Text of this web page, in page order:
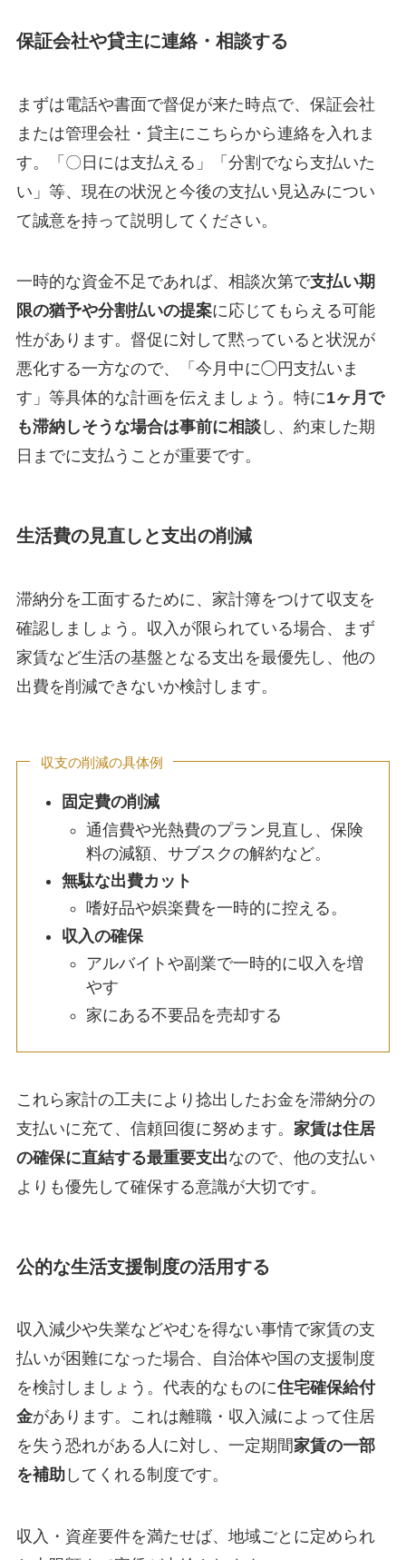
保証会社や貸主に連絡・相談する
まずは電話や書面で督促が来た時点で、保証会社
または管理会社・貸主にこちらから連絡を入れま
す。「〇日には支払える」「分割でなら支払いた
い」等、現在の状況と今後の支払い見込みについ
て誠意を持って説明してください​。
一時的な資金不足であれば、相談次第で支払い期
限の猶予や分割払いの提案に応じてもらえる可能
性があります。督促に対して黙っていると状況が
悪化する一方なので、「今月中に◯円支払いま
す」等具体的な計画を伝えましょう。特に1ヶ月で
も滞納しそうな場合は事前に相談し、約束した期
日までに支払うことが重要です。
生活費の見直しと支出の削減
滞納分を工面するために、家計簿をつけて収支を
確認しましょう。収入が限られている場合、まず
家賃など生活の基盤となる支出を最優先し、他の
出費を削減できないか検討します。
収支の削減の具体例
固定費の削減
通信費や光熱費のプラン見直し、保険
料の減額、サブスクの解約など。
無駄な出費カット
嗜好品や娯楽費を一時的に控える。
収入の確保
アルバイトや副業で一時的に収入を増
やす
家にある不要品を売却する
これら家計の工夫により捻出したお金を滞納分の
支払いに充て、信頼回復に努めます。 家賃は住居
の確保に直結する最重要支出なので、他の支払い
よりも優先して確保する意識が大切です。
公的な生活支援制度の活用する
収入減少や失業などやむを得ない事情で家賃の支
払いが困難になった場合、自治体や国の支援制度
を検討しましょう。代表的なものに住宅確保給付
金があります。これは離職・収入減によって住居
を失う恐れがある人に対し、一定期間家賃の一部
を補助してくれる制度です。
収入・資産要件を満たせば、地域ごとに定められ